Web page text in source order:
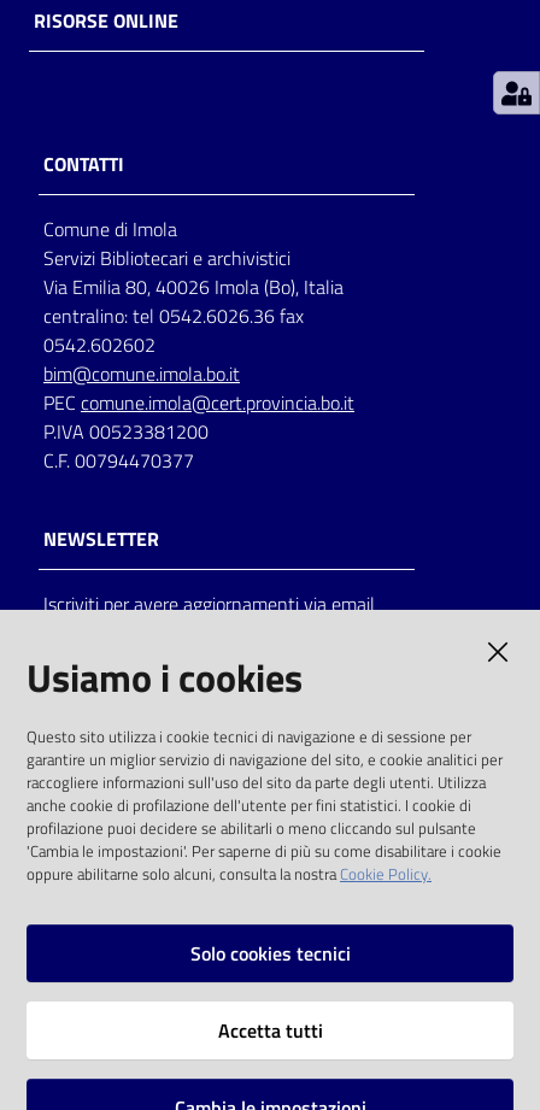
Decentrate
lettura
Seguici
su
Catalogo
Eventi
Chiedi al
bibliotecario
Avvisi
RISORSE ONLINE
CONTATTI
Comune di Imola
Servizi Bibliotecari e archivistici
Via Emilia 80, 40026 Imola (Bo), Italia
centralino: tel 0542.6026.36 fax
0542.602602
bim@comune.imola.bo.it
PEC comune.imola@cert.provincia.bo.it
P.IVA 00523381200
C.F. 00794470377
NEWSLETTER
Iscriviti per avere aggiornamenti via email
solo alle condizioni previste dalla direttiva
comunitaria 2003/98/CE e dal d.lgs. 36/2006
SOCIAL
Instagram
Vai alla pagina
Usiamo i cookies
Questo sito utilizza i cookie tecnici di navigazione e di sessione per
garantire un miglior servizio di navigazione del sito, e cookie analitici per
raccogliere informazioni sull'uso del sito da parte degli utenti. Utilizza
anche cookie di profilazione dell'utente per fini statistici. I cookie di
profilazione puoi decidere se abilitarli o meno cliccando sul pulsante
'Cambia le impostazioni'. Per saperne di più su come disabilitare i cookie
oppure abilitarne solo alcuni, consulta la nostraCookie Policy.
Solo cookies tecnici
Accetta tutti